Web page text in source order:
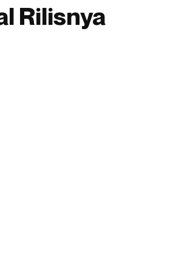
Rilisnya